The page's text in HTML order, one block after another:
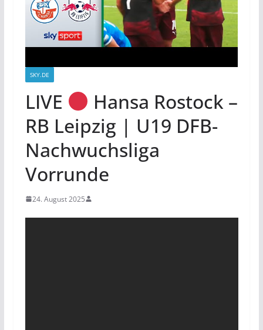
SKY.DE
LIVE
Hansa Rostock –
RB Leipzig | U19 DFB-
Nachwuchsliga
Vorrunde
24. August 2025